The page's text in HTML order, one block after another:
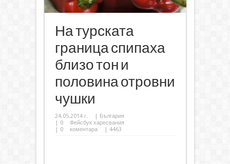
На турската
граница спипаха
близо тон и
половина отровни
чушки
24.05.2014 г. | България
| 0
Фейсбук харесвания
| 0 коментара | 4463